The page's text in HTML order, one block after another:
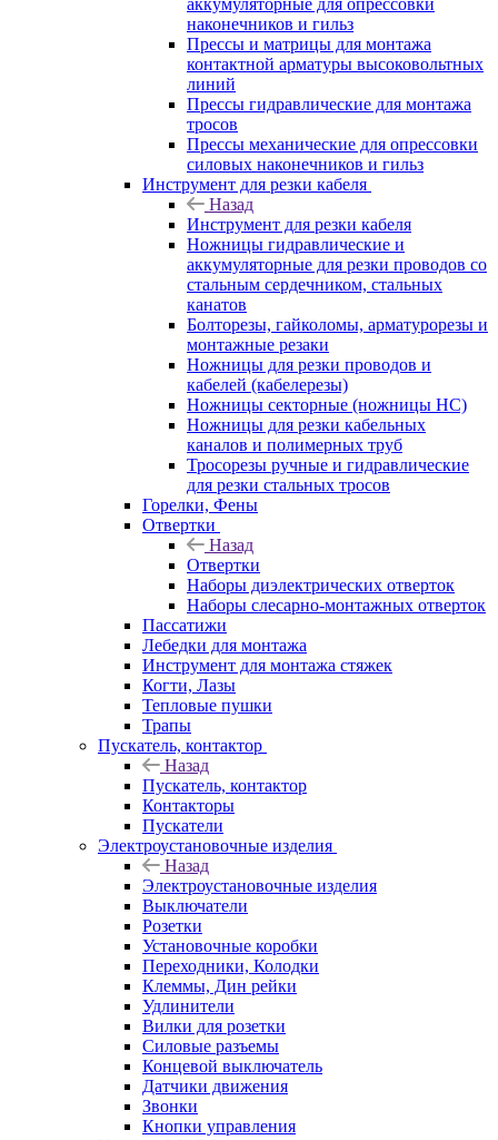
аккумуляторные для опрессовки
наконечников и гильз
Прессы и матрицы для монтажа
контактной арматуры высоковольтных
линий
Прессы гидравлические для монтажа
тросов
Прессы механические для опрессовки
силовых наконечников и гильз
Инструмент для резки кабеля
Назад
Инструмент для резки кабеля
Ножницы гидравлические и
аккумуляторные для резки проводов со
стальным сердечником, стальных
канатов
Болторезы, гайколомы, арматурорезы и
монтажные резаки
Ножницы для резки проводов и
кабелей (кабелерезы)
Ножницы секторные (ножницы НС)
Ножницы для резки кабельных
каналов и полимерных труб
Тросорезы ручные и гидравлические
для резки стальных тросов
Горелки, Фены
Отвертки
Назад
Отвертки
Наборы диэлектрических отверток
Наборы слесарно-монтажных отверток
Пассатижи
Лебедки для монтажа
Инструмент для монтажа стяжек
Когти, Лазы
Тепловые пушки
Трапы
Пускатель, контактор
Назад
Пускатель, контактор
Контакторы
Пускатели
Электроустановочные изделия
Назад
Электроустановочные изделия
Выключатели
Розетки
Установочные коробки
Переходники, Колодки
Клеммы, Дин рейки
Удлинители
Вилки для розетки
Силовые разъемы
Концевой выключатель
Датчики движения
Звонки
Кнопки управления